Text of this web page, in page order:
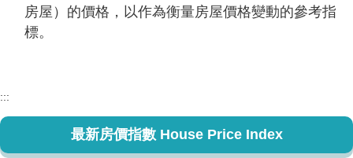
房屋）的價格，以作為衡量房屋價格變動的參考指
標。
:::
最新房價指數 House Price Index